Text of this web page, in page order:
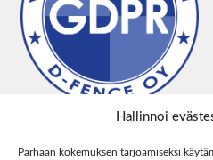
Hallinnoi
Parhaan kokemuksen tarjoamiseksi